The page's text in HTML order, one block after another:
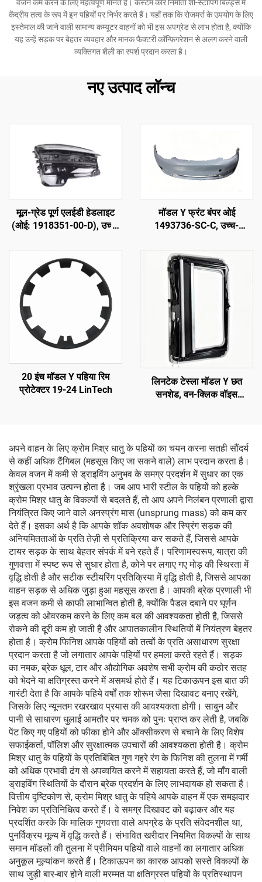
वजन कम करने के लिए महत्वपूर्ण मानते हैं। कस्टम कार निर्माता शो-स्टॉपिंग बिल्ड्स में
केंद्रीय तत्व के रूप में इन पहियों पर निर्भर करते हैं। यहाँ तक कि रोजमर्रा के उपयोग के लिए
इस्तेमाल की जाने वाली सामान्य कम्यूटर वाहनों को भी इस अपग्रेड से लाभ होता है, क्योंकि
यह उन्हें सड़क पर बेहतर व्यवहार और मानक फैक्टरी कॉन्फ़िगरेशन से अलग करने वाली
व्यक्तिगत शैली का स्पर्श प्रदान करता है।
नए उत्पाद लॉन्च
मूल-ग्रेड पूर्ण एलईडी हेडलाइट
(ओई: 1918351-00-D), उच्च-
स्थायी पीसी लेंस के साथ, 850
मीटर उच्च बीम रेंज, 50000 घंटे
का सेवा जीवन, मॉडल 3/वाई
हेडलाइट प्रतिस्थापन और सीमा
मॉडल Y फ्रंट बंपर ओई
1493736-SC-C, उच्च-
मूल रडार और सेंसर के साथ संगत,
गैर-विनाशकारी स्थापना, मरम्मत
कार्यशाला और फ्लीट रखरखाव के
लिए
20 इंच मॉडल Y पहिया रिम
प्रोटेक्टर 19-24 LinTech
लिनटेक टेस्ला मॉडल Y छत
सनशेड, वन-क्लिक वॉइस
अपने वाहन के लिए क्रोम मिश्र धातु के पहियों का चयन करना सतही सौंदर्य
से कहीं अधिक टैंगिबल (महसूस किए जा सकने वाले) लाभ प्रदान करता है।
केवल वजन में कमी से ड्राइविंग अनुभव के समग्र प्रदर्शन में सुधार का एक
श्रृंखला प्रभाव उत्पन्न होता है। जब आप भारी स्टील के पहियों को हल्के
क्रोम मिश्र धातु के विकल्पों से बदलते हैं, तो आप अपने निलंबन प्रणाली द्वारा
नियंत्रित किए जाने वाले अनस्प्रंग मास (unsprung mass) को कम कर
देते हैं। इसका अर्थ है कि आपके शॉक अवशोषक और स्प्रिंग सड़क की
अनियमितताओं के प्रति तेज़ी से प्रतिक्रिया कर सकते हैं, जिससे आपके
टायर सड़क के साथ बेहतर संपर्क में बने रहते हैं। परिणामस्वरूप, यात्रा की
गुणवत्ता में स्पष्ट रूप से सुधार होता है, कोने पर लगाए गए मोड़ की स्थिरता में
वृद्धि होती है और सटीक स्टीयरिंग प्रतिक्रिया में वृद्धि होती है, जिससे आपका
वाहन सड़क से अधिक जुड़ा हुआ महसूस करता है। आपकी ब्रेक प्रणाली भी
इस वजन कमी से काफी लाभान्वित होती है, क्योंकि पैडल दबाने पर घूर्णन
जड़त्व को ओवरकम करने के लिए कम बल की आवश्यकता होती है, जिससे
रोकने की दूरी कम हो जाती है और आपातकालीन स्थितियों में नियंत्रण बेहतर
होता है। क्रोम फिनिश आपके पहियों को तत्वों के प्रति असाधारण सुरक्षा
प्रदान करता है जो लगातार आपके पहियों पर हमला करते रहते हैं। सड़क
का नमक, ब्रेक धूल, टार और औद्योगिक अवशेष सभी क्रोम की कठोर सतह
को भेदने या क्षतिग्रस्त करने में असमर्थ होते हैं। यह टिकाऊपन इस बात की
गारंटी देता है कि आपके पहिये वर्षों तक शोरूम जैसा दिखावट बनाए रखेंगे,
जिसके लिए न्यूनतम रखरखाव प्रयास की आवश्यकता होगी। साबुन और
पानी से साधारण धुलाई आमतौर पर चमक को पुनः प्राप्त कर लेती है, जबकि
पेंट किए गए पहियों को फीका होने और ऑक्सीकरण से बचाने के लिए विशेष
सफाईकर्ता, पॉलिश और सुरक्षात्मक उपचारों की आवश्यकता होती है। क्रोम
मिश्र धातु के पहियों के प्रतिबिंबित गुण गहरे रंग के फिनिश की तुलना में गर्मी
को अधिक प्रभावी ढंग से अपव्ययित करने में सहायता करते हैं, जो माँग वाली
ड्राइविंग स्थितियों के दौरान ब्रेक प्रदर्शन के लिए लाभदायक हो सकता है।
वित्तीय दृष्टिकोण से, क्रोम मिश्र धातु के पहिये आपके वाहन में एक समझदार
निवेश का प्रतिनिधित्व करते हैं। वे समग्र दिखावट को बढ़ाकर और यह
प्रदर्शित करके कि मालिक गुणवत्ता वाले अपग्रेड के प्रति संवेदनशील था,
पुनर्विक्रय मूल्य में वृद्धि करते हैं। संभावित खरीदार नियमित विकल्पों के साथ
समान मॉडलों की तुलना में प्रीमियम पहियों वाले वाहनों का लगातार अधिक
अनुकूल मूल्यांकन करते हैं। टिकाऊपन का कारक आपको सस्ते विकल्पों के
साथ जुड़ी बार-बार होने वाली मरम्मत या क्षतिग्रस्त पहियों के प्रतिस्थापन